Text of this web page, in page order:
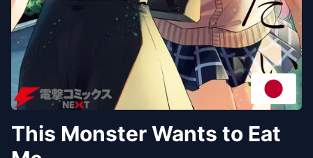
This Monster Wants to Eat